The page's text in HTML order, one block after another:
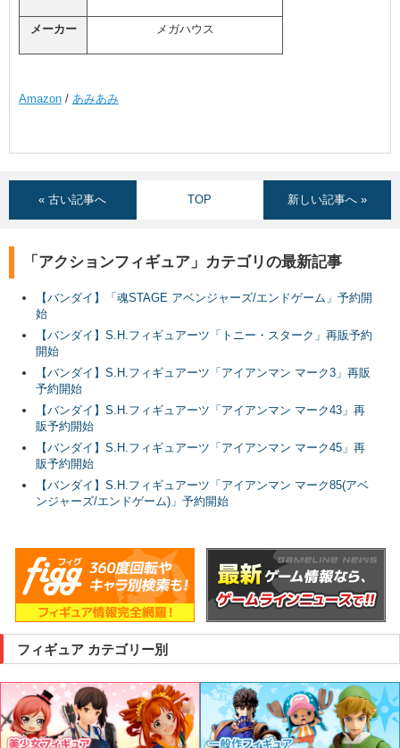
メーカー メガハウス
Amazon / あみあみ
« 古い記事へ TOP 新しい記事へ »
「アクションフィギュア」カテゴリの最新記事
【バンダイ】「魂STAGE アベンジャーズ/エンドゲーム」予約開
始
【バンダイ】S.H.フィギュアーツ「トニー・スターク」再販予約
開始
【バンダイ】S.H.フィギュアーツ「アイアンマン マーク3」再販
予約開始
【バンダイ】S.H.フィギュアーツ「アイアンマン マーク43」再
販予約開始
【バンダイ】S.H.フィギュアーツ「アイアンマン マーク45」再
販予約開始
【バンダイ】S.H.フィギュアーツ「アイアンマン マーク85(アベ
ンジャーズ/エンドゲーム)」予約開始
フィギュア カテゴリー別